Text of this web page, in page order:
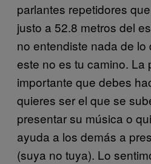
parlantes repetidores
justo a 52.8 metros del
no entendiste nada de lo
este no es tu camino. La
importante que debes
quieres ser el que se
presentar su música o
ayuda a los demás a
(suya no tuya). Lo